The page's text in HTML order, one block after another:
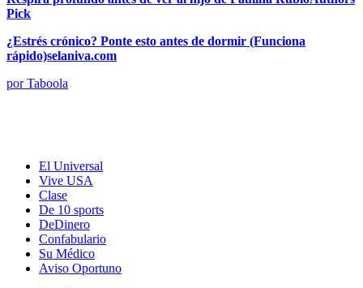
Pick
¿Estrés crónico? Ponte esto antes de dormir (Funciona
rápido)selaniva.com
por Taboola
El Universal
Vive USA
Clase
De 10 sports
DeDinero
Confabulario
Su Médico
Aviso Oportuno